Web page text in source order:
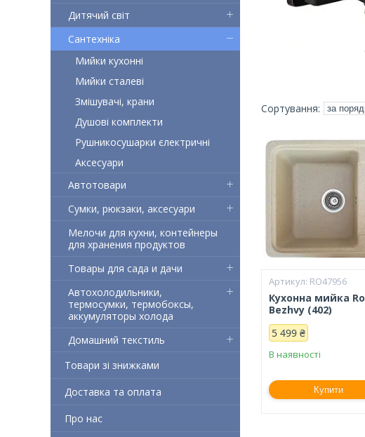
RO47956
Кухонна мийка
Bezhvy (402)
5 499 ₴
В наявності
Купити
Дитячий світ
Сантехніка
Мийки кухонні
Мийки сталеві
Змішувачі, крани
Душові комплекти
Рушникосушарки єлектричні
Аксесуари
Автотовари
Сумки, рюкзаки, аксесуари
Мелочи для кухни, контейнеры
для хранения продуктов
Товары для сада и дачи
Автохолодильники,
термосумки, термобоксы,
аккумуляторы холода
Домашний текстиль
Товари зі знижками
Доставка та оплата
Про нас